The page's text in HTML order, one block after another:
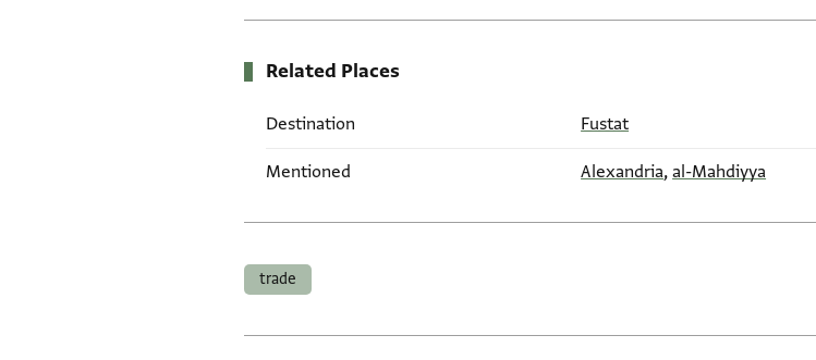
Related Places
Destination Fustat
Mentioned Alexandria,al-Mahdiyya
trade